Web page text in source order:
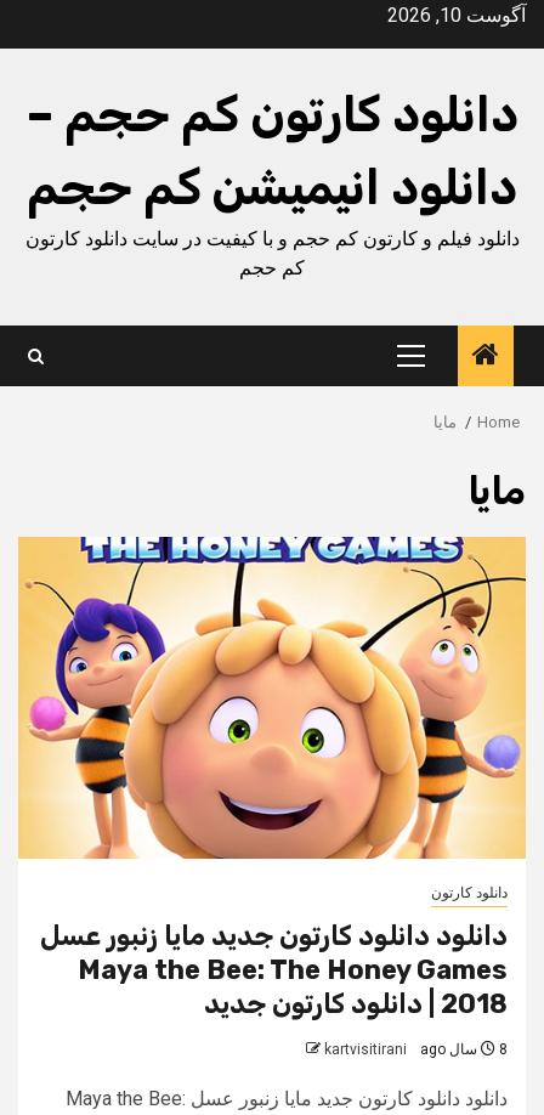
Skipآگوست 10, 2026
دانلود کارتون کم حجم –
دانلود انیمیشن کم حجم
دانلود فیلم و کارتون کم حجم و با کیفیت در سایت دانلود کارتون
کم حجم
Primary
Menu
Home مایا
مایا
دانلود کارتون
دانلود دانلود کارتون جدید مایا زنبور عسل
Maya the Bee: The Honey Games
2018 | دانلود کارتون جدید
8 سال ago kartvisitirani
دانلود دانلود کارتون جدید مایا زنبور عسل Maya the Bee: